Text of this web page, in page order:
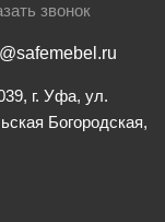
звонок
г. Уфа, ул.
Богородская,